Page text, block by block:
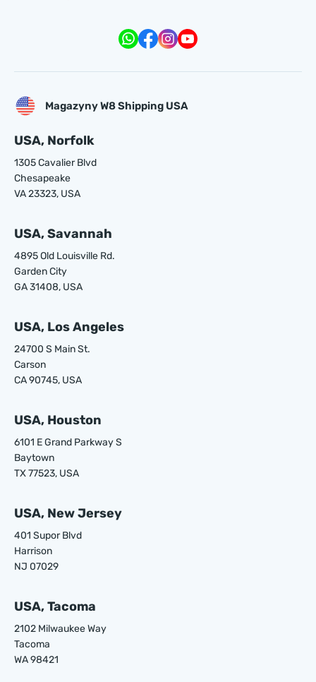
Magazyny W8 Shipping USA
USA, Norfolk
1305 Cavalier Blvd
Chesapeake
VA 23323, USA
USA, Savannah
4895 Old Louisville Rd.
Garden City
GA 31408, USA
USA, Los Angeles
24700 S Main St.
Carson
CA 90745, USA
USA, Houston
6101 E Grand Parkway S
Baytown
TX 77523, USA
USA, New Jersey
401 Supor Blvd
Harrison
NJ 07029
USA, Tacoma
2102 Milwaukee Way
Tacoma
WA 98421